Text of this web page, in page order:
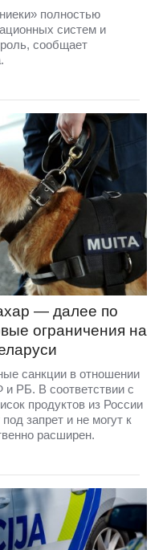
полностью
систем и
сообщает
— далее по
ограничения на
санкции в отношении
и РБ. В соответствии с
продуктов из России
запрет и не могут к
расширен.